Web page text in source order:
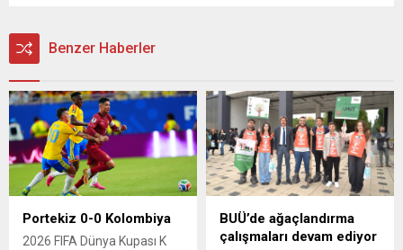
Benzer Haberler
Portekiz 0-0 Kolombiya
2026 FIFA Dünya Kupası K
BUÜ’de ağaçlandırma
çalışmaları devam ediyor